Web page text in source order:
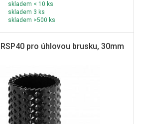
skladem < 10 ks
skladem 3 ks
skladem >500 ks
pro úhlovou brusku, 30mm